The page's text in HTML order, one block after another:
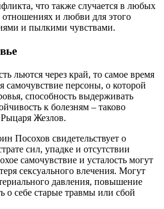
что также случается в любых
и любви для этого
и пылкими чувствами.
льются через край, то самое время
самочувствие персоны, о которой
способность выдерживать
к болезням – таково
Рыцаря Жезлов.
Посохов свидетельствует о
сил, упадке и отсутствии
самочувствие и усталость могут
сексуального влечения. Могут
давления, повышение
о себе старые травмы или сбой